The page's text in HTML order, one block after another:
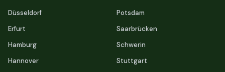
Düsseldorf
Erfurt
Hamburg
Hannover
Potsdam
Saarbrücken
Schwerin
Stuttgart